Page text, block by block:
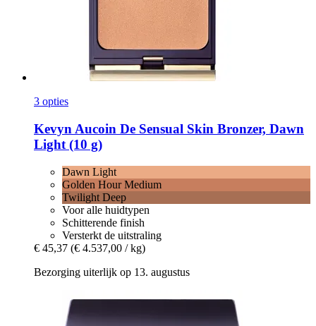
3 opties
Kevyn Aucoin De Sensual Skin Bronzer, Dawn
Light (10 g)
Dawn Light
Golden Hour Medium
Twilight Deep
Voor alle huidtypen
Schitterende finish
Versterkt de uitstraling
€ 45,37 (€ 4.537,00 / kg)
Bezorging uiterlijk op 13. augustus